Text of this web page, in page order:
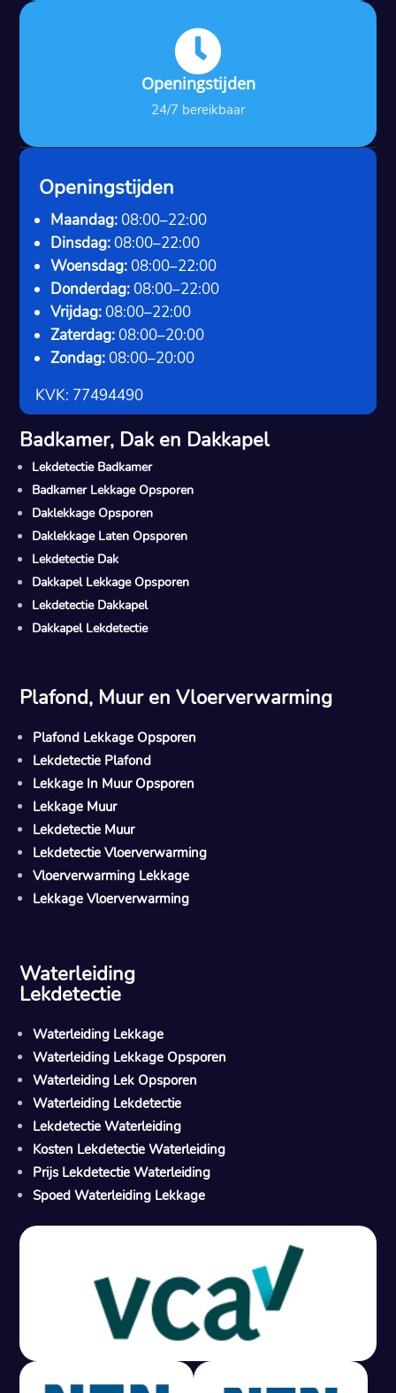

Openingstijden
24/7 bereikbaar
M
Gratis offerte in 24 uur
Geen lekkage? Geen betaling.
Openingstijden
Maandag: 08:00–22:00
Dinsdag: 08:00–22:00
Woensdag: 08:00–22:00
Donderdag: 08:00–22:00
Vrijdag: 08:00–22:00
Zaterdag: 08:00–20:00
Zondag: 08:00–20:00
KVK: 77494490
Badkamer, Dak en Dakkapel
Lekdetectie Badkamer
Badkamer Lekkage Opsporen
Daklekkage Opsporen
Daklekkage Laten Opsporen
Lekdetectie Dak
Dakkapel Lekkage Opsporen
Lekdetectie Dakkapel
Dakkapel Lekdetectie
Plafond, Muur en Vloerverwarming
Plafond Lekkage Opsporen
Lekdetectie Plafond
Lekkage In Muur Opsporen
Lekkage Muur
Lekdetectie Muur
Lekdetectie Vloerverwarming
Vloerverwarming Lekkage
Lekkage Vloerverwarming
Waterleiding
Lekdetectie
Waterleiding Lekkage
Waterleiding Lekkage Opsporen
Waterleiding Lek Opsporen
Waterleiding Lekdetectie
Lekdetectie Waterleiding
Kosten Lekdetectie Waterleiding
Prijs Lekdetectie Waterleiding
Spoed Waterleiding Lekkage